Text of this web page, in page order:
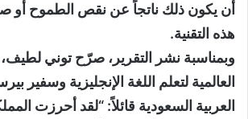
أن يكون ذلك ناتجاً عن نقص الطموح أو
هذه التقنية.
وبمناسبة نشر التقرير، صرّح توني
العالمية لتعلم اللغة الإنجليزية وسفير
العربية السعودية قائلاً: “لقد أحرزت